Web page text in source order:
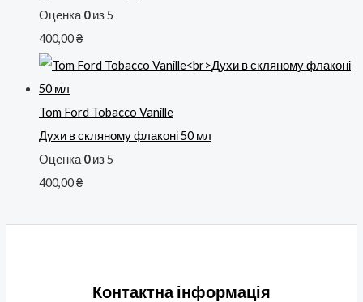
Оценка0из 5
400,00₴
Tom Ford Tobacco Vanille
Духи в скляному флаконі 50 мл
Оценка 0из 5
400,00₴
Контактна інформація